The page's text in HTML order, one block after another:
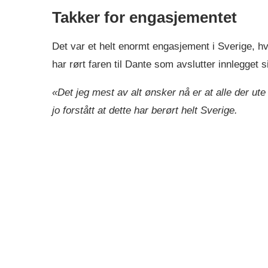
Takker for engasjementet
Det var et helt enormt engasjement i Sverige,
har rørt faren til Dante som avslutter innlegget
«Det jeg mest av alt ønsker nå er at alle der
jo forstått at dette har berørt helt Sverige.